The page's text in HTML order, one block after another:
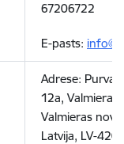
67206722
E-pasts:
Adrese: Purva
12a, Valmiera,
Valmieras
Latvija, LV-4201